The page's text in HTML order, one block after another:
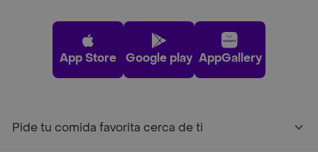
App Store Google play AppGallery
Pide tu comida favorita cerca de ti